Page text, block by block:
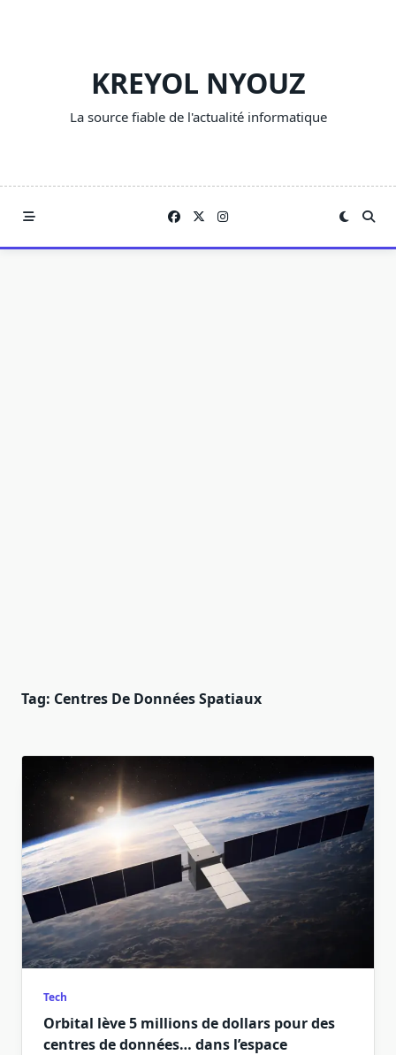
KREYOL NYOUZ
La source fiable de l'actualité informatique
Tag: Centres De Données Spatiaux
Tech
Orbital lève 5 millions de dollars pour des
centres de données… dans l’espace